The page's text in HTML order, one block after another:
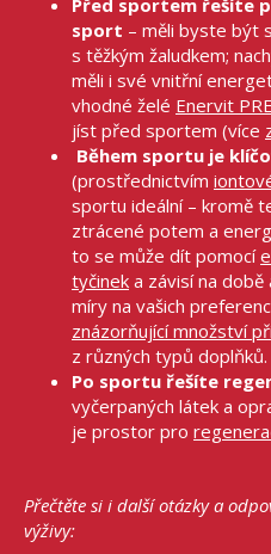
Před sportem řešíte
sport – měli byste být
s těžkým žaludkem;
měli i své vnitřní
vhodné želé Enervit
jíst před sportem (více
Během sportu je
(prostřednictvím
sportu ideální – kromě
ztrácené potem a
to se může dít pomocí
tyčinek a závisí na
míry na vašich
znázorňující množství
z různých typů doplňků.
Po sportu řešíte
vyčerpaných látek a
je prostor pro
Přečtěte si i další otázky a
výživy: